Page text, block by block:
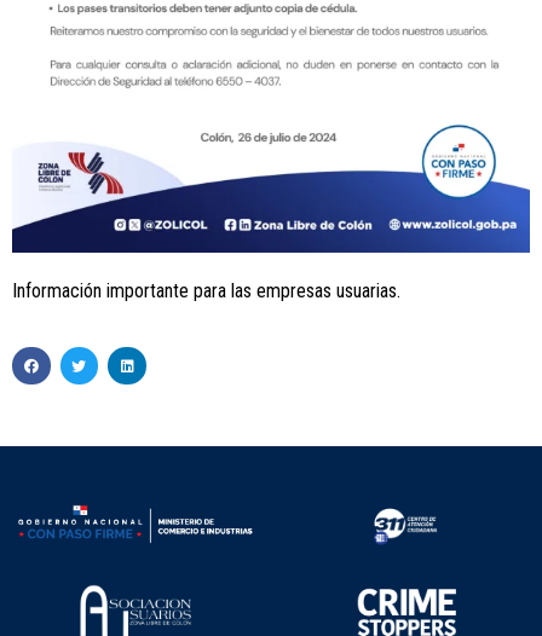
Información importante para las empresas usuarias.